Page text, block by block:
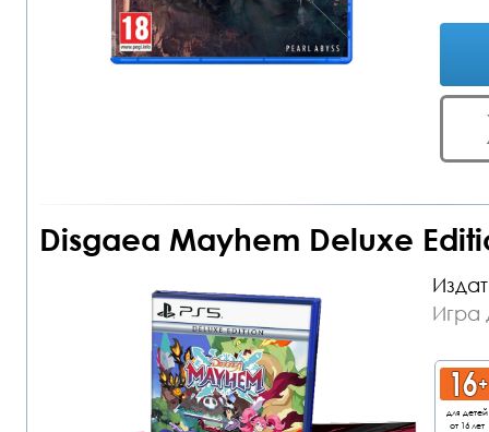
Disgaea Mayhem Deluxe
Игра
для детей
от 16 лет